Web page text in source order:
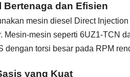
Bertenaga dan Efisien
mesin diesel Direct
Mesin-mesin seperti 6UZ1-TCN
dengan torsi besar pada RPM
yang Kuat